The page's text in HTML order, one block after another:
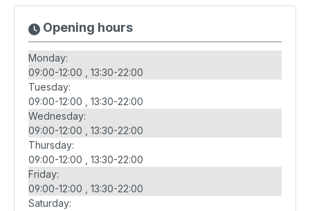
Opening hours
Monday:
09:00-12:00
13:30-22:00
Tuesday:
09:00-12:00
13:30-22:00
Wednesday:
09:00-12:00
13:30-22:00
Thursday:
09:00-12:00
13:30-22:00
Friday:
09:00-12:00
13:30-22:00
Saturday: